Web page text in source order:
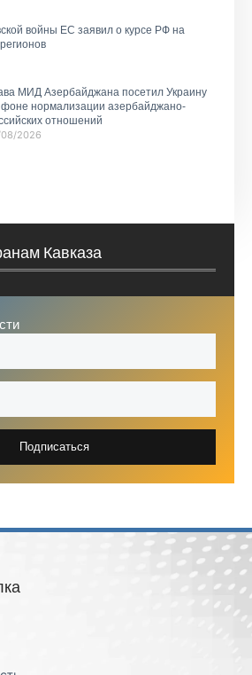
войны ЕС заявил о курсе РФ на
МИД Азербайджана посетил Украину
нормализации азербайджано-
отношений
2026
Кавказа
Подписаться